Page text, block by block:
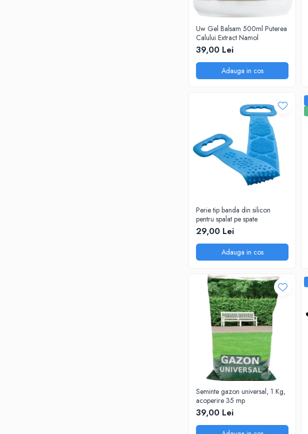
Uw Gel Balsam 500ml Puterea
Calului Extract Namol
39,00 Lei
Adauga in cos
Perie tip banda din silicon
pentru spalat pe spate
29,00 Lei
Adauga in cos
Seminte gazon universal, 1 Kg,
acoperire 35 mp
39,00 Lei